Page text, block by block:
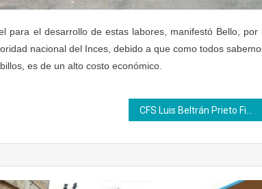
para el desarrollo de estas labores, manifestó Bello, por
nacional del Inces, debido a que como todos
es de un alto costo económico.